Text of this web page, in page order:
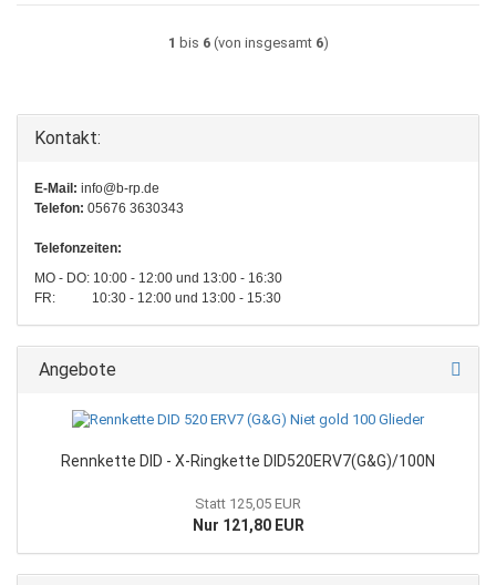
1 bis 6(von insgesamt 6)
Kontakt:
E-Mail: info@b-rp.de
Telefon: 05676 3630343
Telefonzeiten:
MO - DO: 10:00 - 12:00 und 13:00 - 16:30
FR: 10:30 - 12:00 und 13:00 - 15:30
Angebote
Rennkette DID - X-Ringkette DID520ERV7(G&G)/100N
Statt 125,05 EUR
Nur 121,80 EUR